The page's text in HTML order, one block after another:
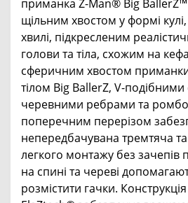
приманка Z-Man® Big BallerZ™
щільним хвостом у формі
хвилі, підкресленим
голови та тіла, схожим на
сферичним хвостом
тілом Big BallerZ, V-
черевними ребрами та
поперечним перерізом
непередбачувана тремтяча
легкого монтажу без зачепів
на спині та череві
розмістити гачки.